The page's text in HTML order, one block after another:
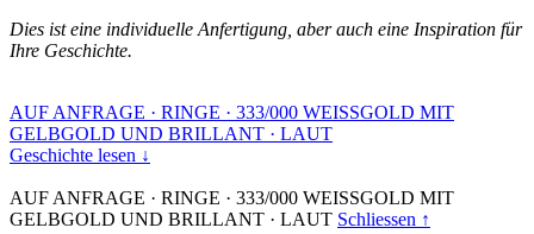
Dies ist eine individuelle Anfertigung, aber auch eine Inspiration für
Ihre Geschichte.
AUF ANFRAGE · RINGE · 333/000 WEISSGOLD MIT
GELBGOLD UND BRILLANT · LAUT
Geschichte lesen ↓
AUF ANFRAGE · RINGE · 333/000 WEISSGOLD MIT
GELBGOLD UND BRILLANT · LAUT Schliessen ↑